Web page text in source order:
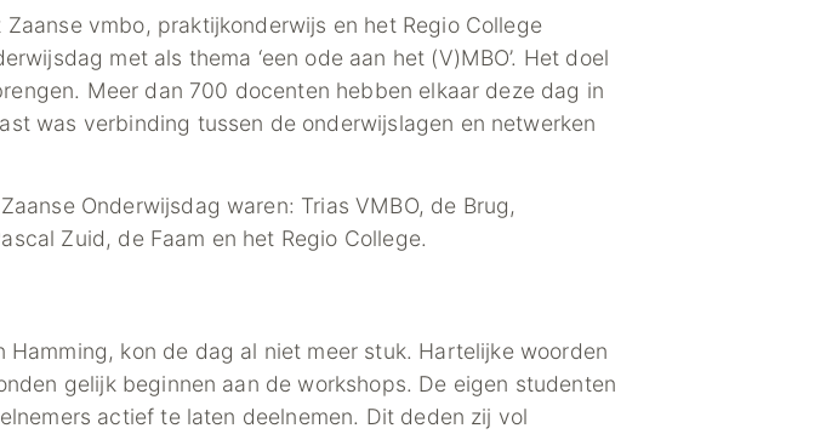
vmbo, praktijkonderwijs en het Regio College
met als thema ‘een ode aan het (V)MBO’. Het doel
Meer dan 700 docenten hebben elkaar deze dag in
was verbinding tussen de onderwijslagen en netwerken
Onderwijsdag waren: Trias VMBO, de Brug,
Zuid, de Faam en het Regio College.
kon de dag al niet meer stuk. Hartelijke woorden
gelijk beginnen aan de workshops. De eigen studenten
actief te laten deelnemen. Dit deden zij vol